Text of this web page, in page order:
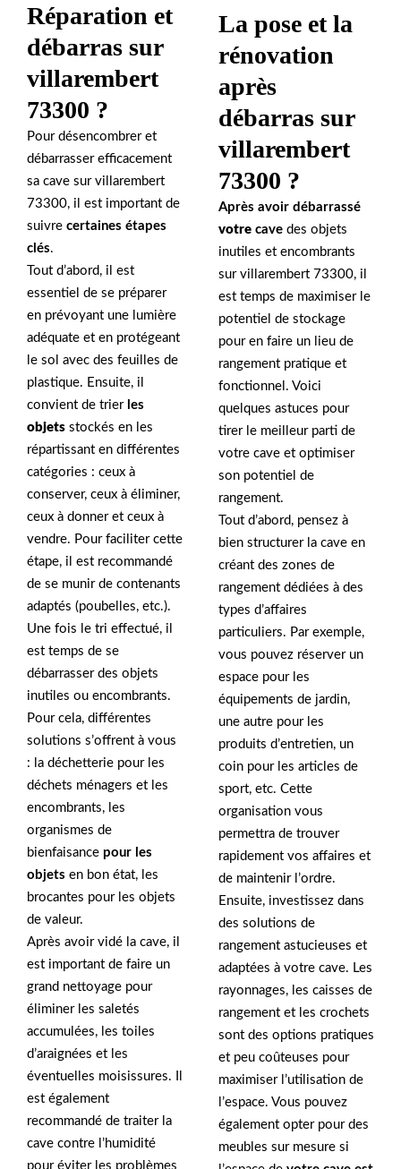
Réparation et
débarras sur
villarembert
73300 ?
Pour désencombrer et
débarrasser efficacement
sa cave sur villarembert
73300, il est important de
suivre certaines étapes
clés.
Tout d’abord, il est
essentiel de se préparer
en prévoyant une lumière
adéquate et en protégeant
le sol avec des feuilles de
plastique. Ensuite, il
convient de trier les
objets stockés en les
répartissant en différentes
catégories : ceux à
conserver, ceux à éliminer,
ceux à donner et ceux à
vendre. Pour faciliter cette
étape, il est recommandé
de se munir de contenants
adaptés (poubelles, etc.).
Une fois le tri effectué, il
est temps de se
débarrasser des objets
inutiles ou encombrants.
Pour cela, différentes
solutions s’offrent à vous
: la déchetterie pour les
déchets ménagers et les
encombrants, les
organismes de
bienfaisance pour les
objets en bon état, les
brocantes pour les objets
de valeur.
Après avoir vidé la cave, il
est important de faire un
grand nettoyage pour
éliminer les saletés
accumulées, les toiles
d’araignées et les
éventuelles moisissures. Il
est également
recommandé de traiter la
cave contre l’humidité
pour éviter les problèmes
La pose et la
rénovation
après
débarras sur
villarembert
73300 ?
Après avoir débarrassé
votre cave des objets
inutiles et encombrants
sur villarembert 73300, il
est temps de maximiser le
potentiel de stockage
pour en faire un lieu de
rangement pratique et
fonctionnel. Voici
quelques astuces pour
tirer le meilleur parti de
votre cave et optimiser
son potentiel de
rangement.
Tout d’abord, pensez à
bien structurer la cave en
créant des zones de
rangement dédiées à des
types d’affaires
particuliers. Par exemple,
vous pouvez réserver un
espace pour les
équipements de jardin,
une autre pour les
produits d’entretien, un
coin pour les articles de
sport, etc. Cette
organisation vous
permettra de trouver
rapidement vos affaires et
de maintenir l’ordre.
Ensuite, investissez dans
des solutions de
rangement astucieuses et
adaptées à votre cave. Les
rayonnages, les caisses de
rangement et les crochets
sont des options pratiques
et peu coûteuses pour
maximiser l’utilisation de
l’espace. Vous pouvez
également opter pour des
meubles sur mesure si